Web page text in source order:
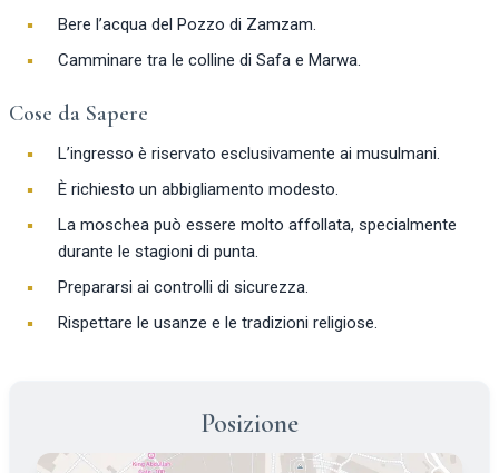
Bere l’acqua del Pozzo di Zamzam.
Camminare tra le colline di Safa e Marwa.
Cose da Sapere
L’ingresso è riservato esclusivamente ai musulmani.
È richiesto un abbigliamento modesto.
La moschea può essere molto affollata, specialmente
durante le stagioni di punta.
Prepararsi ai controlli di sicurezza.
Rispettare le usanze e le tradizioni religiose.
Posizione